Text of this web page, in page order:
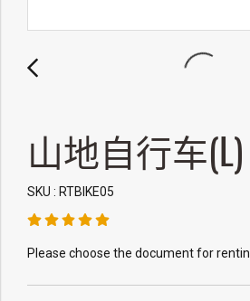
山地自行车(L)
SKU : RTBIKE05
Please choose the document for